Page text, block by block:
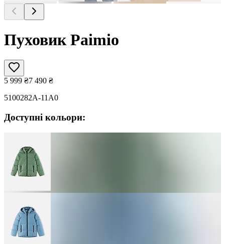
Пуховик Paimio
5 999 ₴7 490 ₴
5100282A-11A0
Доступні кольори: